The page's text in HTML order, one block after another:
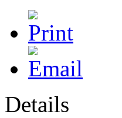
Details